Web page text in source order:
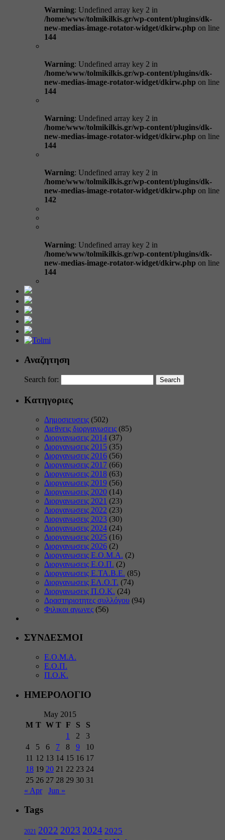
Warning: Undefined array key 2 in
/home/www/tolmikilkis.gr/wp-content/plugins/dk-
new-medias-image-rotator-widget/dkirw.php on line
144
Warning: Undefined array key 2 in
/home/www/tolmikilkis.gr/wp-content/plugins/dk-
new-medias-image-rotator-widget/dkirw.php on line
144
Warning: Undefined array key 2 in
/home/www/tolmikilkis.gr/wp-content/plugins/dk-
new-medias-image-rotator-widget/dkirw.php on line
144
Warning: Undefined array key 2 in
/home/www/tolmikilkis.gr/wp-content/plugins/dk-
new-medias-image-rotator-widget/dkirw.php on line
142
Warning: Undefined array key 2 in
/home/www/tolmikilkis.gr/wp-content/plugins/dk-
new-medias-image-rotator-widget/dkirw.php on line
144
Αναζητηση
Search for:
Κατηγοριες
Δημοσιευσεις (502)
Διεθνεις διοργανωσεις (85)
Διοργανωσεις 2014 (37)
Διοργανωσεις 2015 (35)
Διοργανωσεις 2016 (56)
Διοργανωσεις 2017 (66)
Διοργανωσεις 2018 (63)
Διοργανωσεις 2019 (56)
Διοργανωσεις 2020 (14)
Διοργανωσεις 2021 (23)
Διοργανωσεις 2022 (23)
Διοργανωσεις 2023 (30)
Διοργανωσεις 2024 (24)
Διοργανωσεις 2025 (16)
Διοργανωσεις 2026 (2)
Διοργανωσεις Ε.Ο.Μ.Α. (2)
Διοργανωσεις Ε.Ο.Π. (2)
Διοργανωσεις Ε.ΤΑ.Β.Ε. (85)
Διοργανωσεις ΕΛ.Ο.Τ. (74)
Διοργανωσεις Π.Ο.Κ. (24)
Δραστηριοτητες συλλόγου (94)
Φιλικοι αγωνες (56)
ΣΥΝΔΕΣΜΟΙ
Ε.Ο.Μ.Α.
Ε.Ο.Π.
Π.Ο.Κ.
ΗΜΕΡΟΛΟΓΙΟ
May 2015
M T W T F S
S
1
2
3
4
5 6 7 8 9
10
11 12 13 14 15 16 17
18 19 20 21 22 23 24
25 26 27 28 29 30 31
« Apr
Jun »
Tags
2021 2022 2023 2024 2025